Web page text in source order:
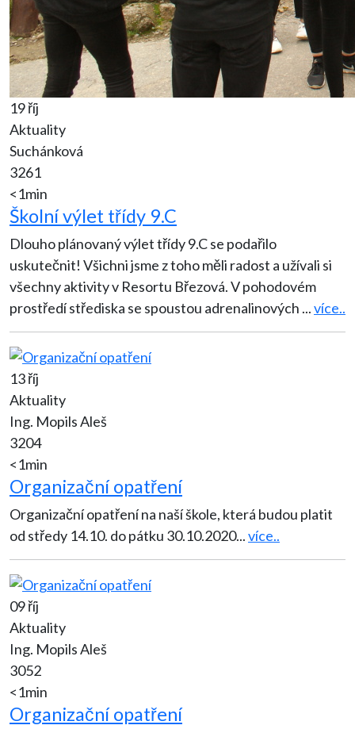
19 říj
Aktuality
Suchánková
3261
<1min
Školní výlet třídy 9.C
Dlouho plánovaný výlet třídy 9.C se podařilo
uskutečnit! Všichni jsme z toho měli radost a užívali si
všechny aktivity v Resortu Březová. V pohodovém
prostředí střediska se spoustou adrenalinových ...více..
13 říj
Aktuality
Ing. Mopils Aleš
3204
<1min
Organizační opatření
Organizační opatření na naší škole, která budou platit
od středy 14.10. do pátku 30.10.2020...více..
09 říj
Aktuality
Ing. Mopils Aleš
3052
<1min
Organizační opatření